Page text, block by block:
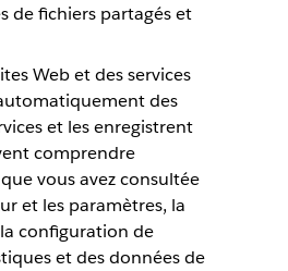
de fichiers partagés et
Web et des services
des
et les enregistrent
comprendre
vous avez consultée
et les paramètres, la
configuration de
et des données de